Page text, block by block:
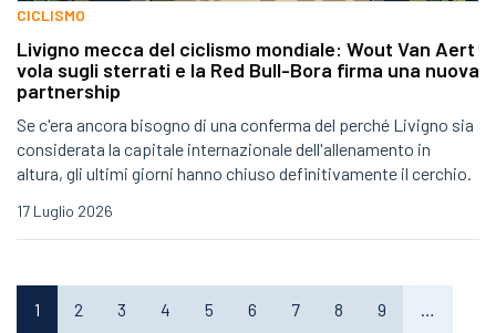
CICLISMO
Livigno mecca del ciclismo mondiale: Wout Van Aert
vola sugli sterrati e la Red Bull-Bora firma una nuova
partnership
Se c'era ancora bisogno di una conferma del perché Livigno sia
considerata la capitale internazionale dell'allenamento in
altura, gli ultimi giorni hanno chiuso definitivamente il cerchio.
17 Luglio 2026
1 2 3 4 5 6 7 8 9 …